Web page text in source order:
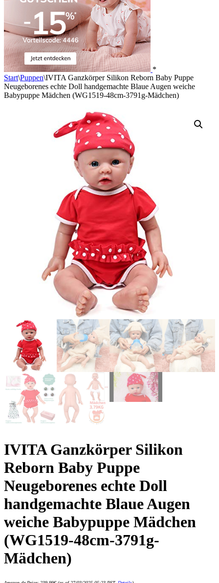
*
Start\Puppen\IVITA Ganzkörper Silikon Reborn Baby Puppe
Neugeborenes echte Doll handgemachte Blaue Augen weiche
Babypuppe Mädchen (WG1519-48cm-3791g-Mädchen)
IVITA Ganzkörper Silikon
Reborn Baby Puppe
Neugeborenes echte Doll
handgemachte Blaue Augen
weiche Babypuppe Mädchen
(WG1519-48cm-3791g-
Mädchen)